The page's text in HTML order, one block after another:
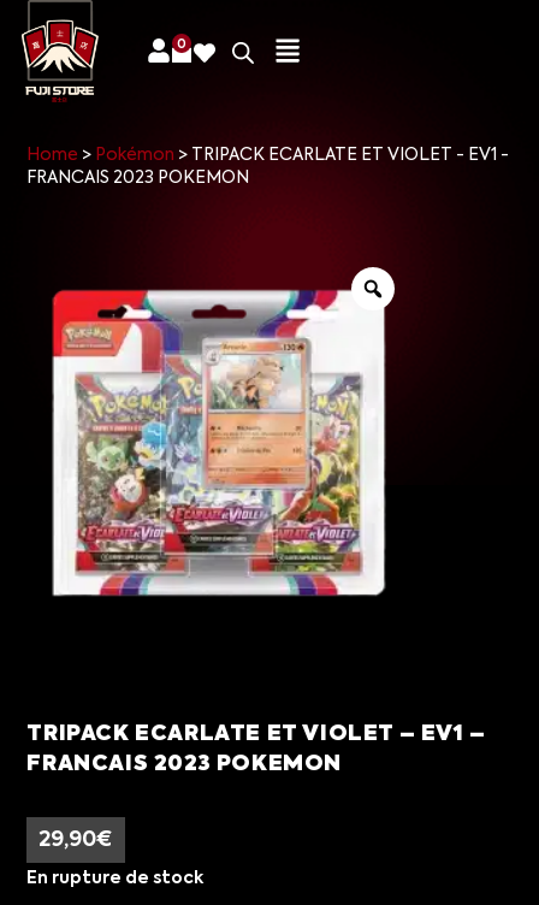
0
Home > Pokémon >
TRIPACK ECARLATE ET VIOLET - EV1 -
FRANCAIS 2023 POKEMON
TRIPACK ECARLATE ET VIOLET – EV1 –
FRANCAIS 2023 POKEMON
29,90€
En rupture de stock